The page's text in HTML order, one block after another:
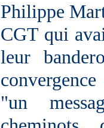
Philippe
CGT qui
leur
"un